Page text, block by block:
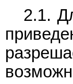
2.1.